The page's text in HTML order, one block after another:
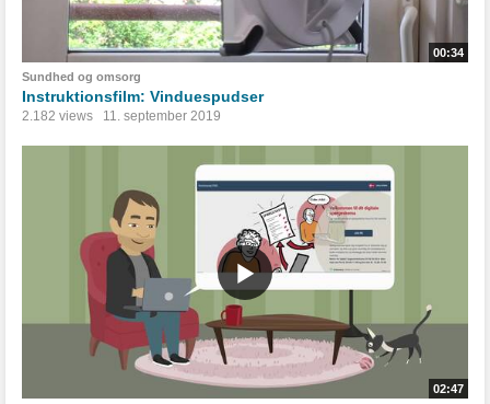
00:34
Sundhed og omsorg
Instruktionsfilm: Vinduespudser
2.182 views 11. september 2019
02:47